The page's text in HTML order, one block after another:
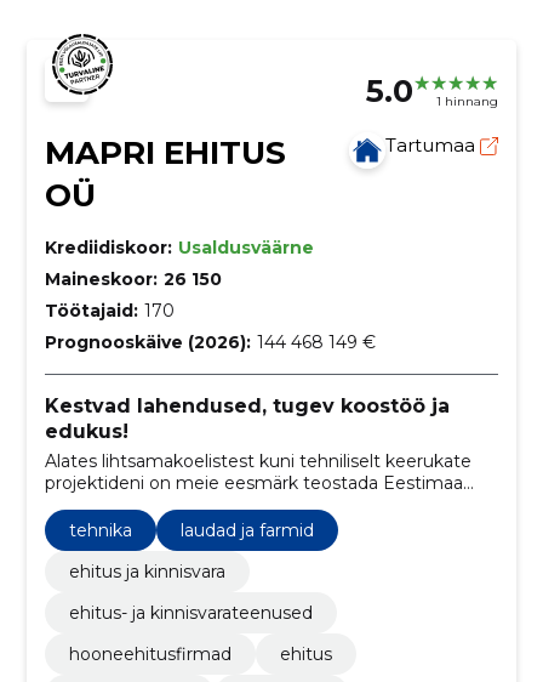
5.0 1 hinnang
MAPRI EHITUS
OÜ
Tartumaa
Krediidiskoor: Usaldusväärne
Maineskoor: 26 150
Töötajaid: 170
Prognooskäive (2026): 144 468 149 €
Kestvad lahendused, tugev koostöö ja
edukus!
Alates lihtsamakoelistest kuni tehniliselt keerukate
projektideni on meie eesmärk teostada Eestimaa
pinnal kestvaid lahendusi. Kogu projektitsükli vältel
toimub tihe koostöö tellijaga. Selline lähenemine
eeldab meie meeskonnalt laitmatut kompetentsi
erinevates ehitusvaldkondades.
tehnika
laudad ja farmid
ehitus ja kinnisvara
ehitus- ja kinnisvarateenused
hooneehitusfirmad
ehitus